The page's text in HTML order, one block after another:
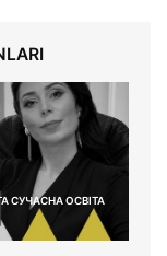
СУЧАСНА ОСВІТА